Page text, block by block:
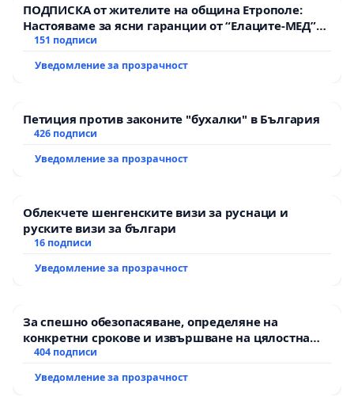
ПОДПИСКА от жителите на община Етрополе:
Настояваме за ясни гаранции от “Елаците-МЕД”
АД и от държавата, че ще се изпълнят всички
151 подписи
Уведомление за прозрачност
Петиция против законите "бухалки" в България
426 подписи
Уведомление за прозрачност
Облекчете шенгенските визи за руснаци и
руските визи за българи
16 подписи
Уведомление за прозрачност
За спешно обезопасяване, определяне на
конкретни срокове и извършване на цялостна
рехабилитация на републиканския път между
Мирово - к.к. Момин проход
404 подписи
Уведомление за прозрачност